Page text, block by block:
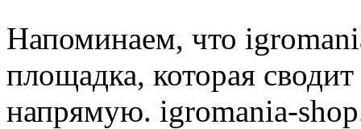
Напоминаем, что
площадка, которая
напрямую. igromania-